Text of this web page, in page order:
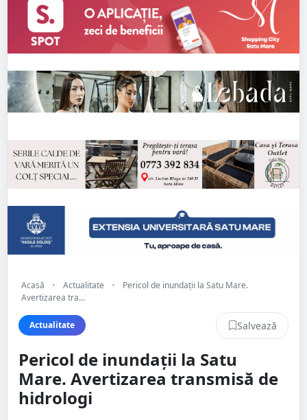
Acasă • Actualitate •
Pericol de inundații la Satu Mare.
Avertizarea tra...
Actualitate Salvează
Pericol de inundații la Satu
Mare. Avertizarea transmisă de
hidrologi